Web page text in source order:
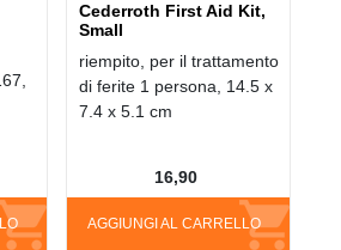
Cederroth First Aid Kit,
Small
riempito, per il trattamento
di ferite 1 persona, 14.5 x
7.4 x 5.1 cm
AGGIUNGI AL CARRELLO
16,90